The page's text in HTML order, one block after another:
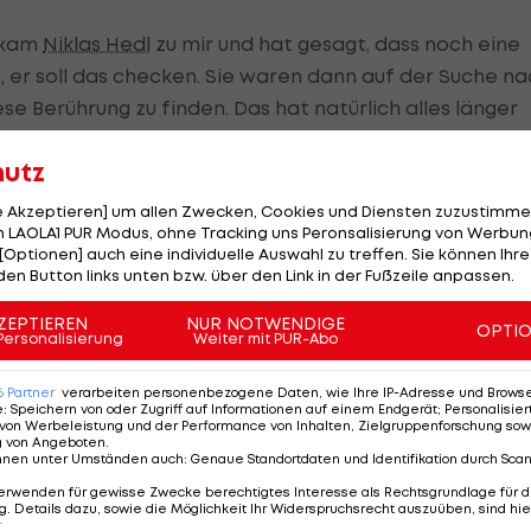
Niklas Hedl zu mir und hat gesagt, dass noch eine
er soll das checken. Sie waren dann auf der Suche
Berührung zu finden. Das hat natürlich alles länger
Lasst euch bitte Zeit! So eine Entscheidung muss
eine Minute länger und wir haben die richtige
Rote gegen James Holland nach einem viel zu
gegen Matthias Braunöder nach einem Foul von
beide geben muss", gibt Ranftl zu. FAK-Coach
Akzeptieren] um allen Zwecken, Cookies und Diensten
PUR Modus, ohne Tracking uns Peronsalisierung von
auch eine individuelle Auswahl zu treffen. Sie können
Button links unten bzw. über den Link in der Fußzeile anpassen.
NUR NOTWENDIGE
Weiter mit PUR-Abo
Partner verarbeiten personenbezogene Daten, wie Ihre IP-Adresse und
: Speichern von oder Zugriff auf Informationen auf einem Endgerät;
Werbeleistung und der Performance von Inhalten, Zielgruppenforschung
von Angeboten
unter Umständen auch: Genaue Standortdaten und Identifikation durch
für gewisse Zwecke berechtigtes Interesse als Rechtsgrundlage für
Details dazu, sowie die Möglichkeit Ihr Widerspruchsrecht auszuüben, sind